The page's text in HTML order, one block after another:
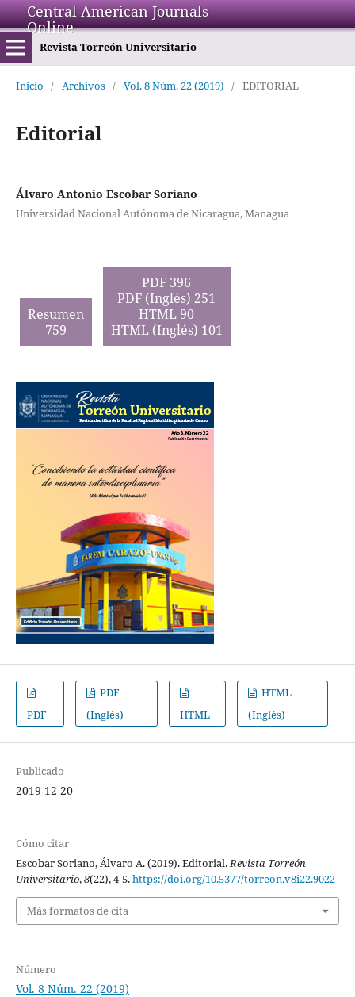
Central American Journals
Online
Revista Torreón Universitario
Inicio / Archivos / Vol. 8 Núm. 22 (2019) / EDITORIAL
Editorial
Álvaro Antonio Escobar Soriano
Universidad Nacional Autónoma de Nicaragua, Managua
Resumen
759
PDF 396
PDF (Inglés) 251
HTML 90
HTML (Inglés) 101
PDF
PDF
(Inglés)
HTML
HTML
(Inglés)
Publicado
2019-12-20
Cómo citar
Escobar Soriano, Álvaro A. (2019). Editorial.Revista Torreón
Universitario,8(22), 4-5.https://doi.org/10.5377/torreon.v8i22.9022
Más formatos de cita
Número
Vol. 8 Núm. 22 (2019)